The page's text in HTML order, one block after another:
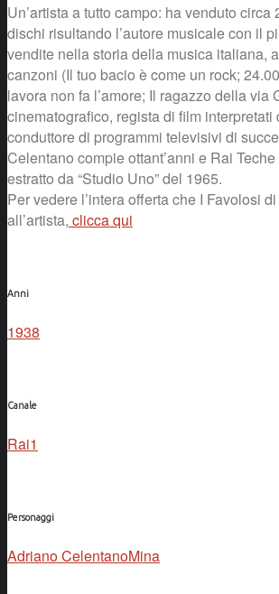
Un’artista a tutto campo: ha venduto circa
dischi risultando l’autore musicale con il
vendite nella storia della musica italiana,
canzoni (Il tuo bacio è come un rock;
lavora non fa l’amore; Il ragazzo della via
cinematografico, regista di film interpretati
conduttore di programmi televisivi di
Celentano compie ottant’anni e Rai
estratto da “Studio Uno” del 1965.
Per vedere l’intera offerta che I Favolosi
all’artista, clicca qui
Anni
1938
Canale
Rai1
Personaggi
Adriano CelentanoMina